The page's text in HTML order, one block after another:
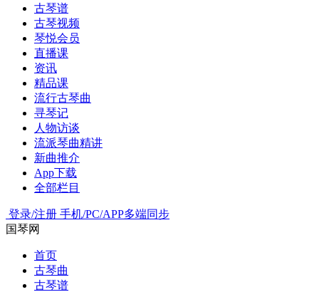
古琴谱
古琴视频
琴悦会员
直播课
资讯
精品课
流行古琴曲
寻琴记
人物访谈
流派琴曲精讲
新曲推介
App下载
全部栏目
登录/注册 手机/PC/APP多端同步
国琴网
首页
古琴曲
古琴谱